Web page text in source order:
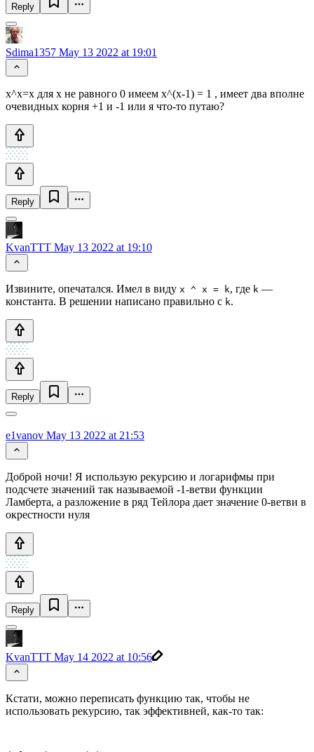
Reply
Sdima1357 May 13 2022 at 19:01
x^x=x для х не равного 0 имеем х^(х-1) = 1 , имеет два вполне
очевидных корня +1 и -1 или я что-то путаю?
Reply
KvanTTT May 13 2022 at 19:10
Извините, опечатался. Имел в виду x ^ x = k, где k —
константа. В решении написано правильно с k.
Reply
e1vanov May 13 2022 at 21:53
Доброй ночи! Я использую рекурсию и логарифмы при
подсчете значений так называемой -1-ветви функции
Ламберта, а разложение в ряд Тейлора дает значение 0-ветви в
окрестности нуля
Reply
KvanTTT May 14 2022 at 10:56
Кстати, можно переписать функцию так, чтобы не
использовать рекурсию, так эффективней, как-то так: